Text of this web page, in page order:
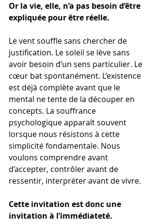
Or la vie, elle, n’a pas besoin d’être
expliquée pour être réelle.
Le vent souffle sans chercher de
justification. Le soleil se lève sans
avoir besoin d’un sens particulier. Le
cœur bat spontanément. L’existence
est déjà complète avant que le
mental ne tente de la découper en
concepts. La souffrance
psychologique apparaît souvent
lorsque nous résistons à cette
simplicité fondamentale. Nous
voulons comprendre avant
d’accepter, contrôler avant de
ressentir, interpréter avant de vivre.
Cette invitation est donc une
invitation à l’immédiateté.